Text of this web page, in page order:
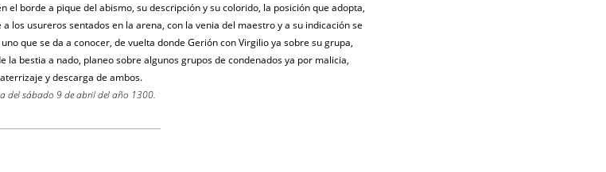
el borde a pique del abismo, su descripción y su colorido, la posición que adopta,
los usureros sentados en la arena, con la venia del maestro y a su indicación se
que se da a conocer, de vuelta donde Gerión con Virgilio ya sobre su grupa,
la bestia a nado, planeo sobre algunos grupos de condenados ya por malicia,
aterrizaje y descarga de ambos.
del sábado 9 de abril del año 1300.